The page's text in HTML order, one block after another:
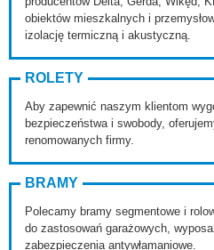
obiektów mieszkalnych i
izolację termiczną i akustyczną.
ROLETY
Aby zapewnić naszym klientom
bezpieczeństwa i swobody,
renomowanych firmy.
BRAMY
Polecamy bramy segmentowe i
do zastosowań garażowych,
zabezpieczenia antywłamaniowe.